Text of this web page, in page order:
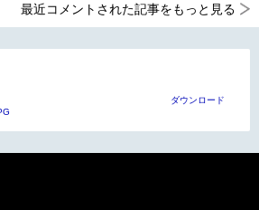
最近コメントされた記事をもっと見る
ダウンロード